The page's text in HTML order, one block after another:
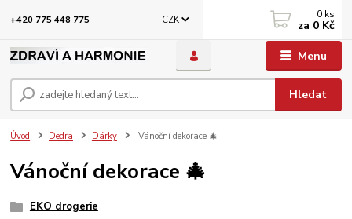
Menu
CZK
Hledat
+420 775 448 775 0 ks
za 0 Kč
Úvod Dedra Dárky Vánoční dekorace 🎄
Vánoční dekorace 🎄
EKO drogerie